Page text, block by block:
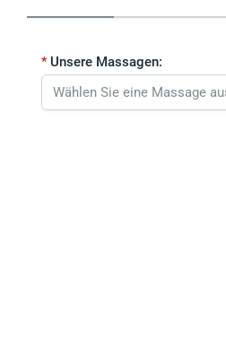
Unsere Massagen: